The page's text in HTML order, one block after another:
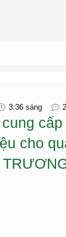
3:36 sáng
cho